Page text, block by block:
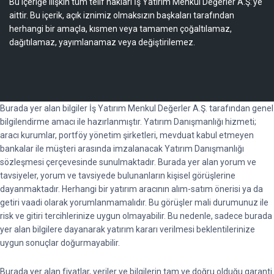
Bu içeriğe ilişkin tüm telif hakları İş Yatırım Menkul Değerler A.Ş.’ye
aittir. Bu içerik, açık iznimiz olmaksızın başkaları tarafından
herhangi bir amaçla, kısmen veya tamamen çoğaltılamaz,
dağıtılamaz, yayımlanamaz veya değiştirilemez.
Burada yer alan bilgiler İş Yatırım Menkul Değerler A.Ş. tarafından genel
bilgilendirme amacı ile hazırlanmıştır. Yatırım Danışmanlığı hizmeti;
aracı kurumlar, portföy yönetim şirketleri, mevduat kabul etmeyen
bankalar ile müşteri arasında imzalanacak Yatırım Danışmanlığı
sözleşmesi çerçevesinde sunulmaktadır. Burada yer alan yorum ve
tavsiyeler, yorum ve tavsiyede bulunanların kişisel görüşlerine
dayanmaktadır. Herhangi bir yatırım aracının alım-satım önerisi ya da
getiri vaadi olarak yorumlanmamalıdır. Bu görüşler mali durumunuz ile
risk ve gitiri tercihlerinize uygun olmayabilir. Bu nedenle, sadece burada
yer alan bilgilere dayanarak yatırım kararı verilmesi beklentilerinize
uygun sonuçlar doğurmayabilir.
Burada yer alan fiyatlar, veriler ve bilgilerin tam ve doğru olduğu garanti